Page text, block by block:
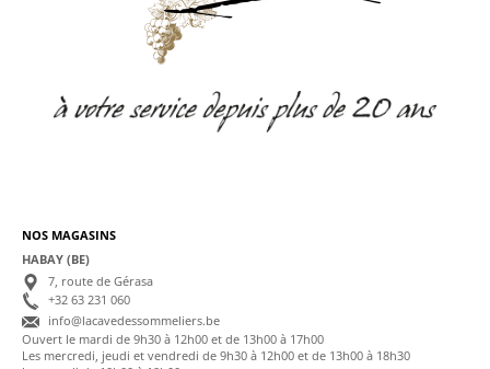
NOS MAGASINS
HABAY (BE)
7, route de Gérasa
+32 63 231 060
info@lacavedessommeliers.be
Ouvert le mardi de 9h30 à 12h00 et de 13h00 à 17h00
Les mercredi, jeudi et vendredi de 9h30 à 12h00 et de 13h00 à 18h30